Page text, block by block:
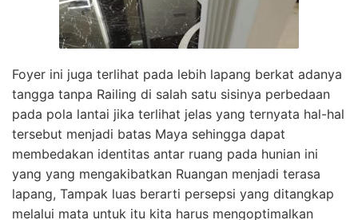
Foyer ini juga terlihat pada lebih lapang berkat adanya
tangga tanpa Railing di salah satu sisinya perbedaan
pada pola lantai jika terlihat jelas yang ternyata hal-hal
tersebut menjadi batas Maya sehingga dapat
membedakan identitas antar ruang pada hunian ini
yang yang mengakibatkan Ruangan menjadi terasa
lapang, Tampak luas berarti persepsi yang ditangkap
melalui mata untuk itu kita harus mengoptimalkan